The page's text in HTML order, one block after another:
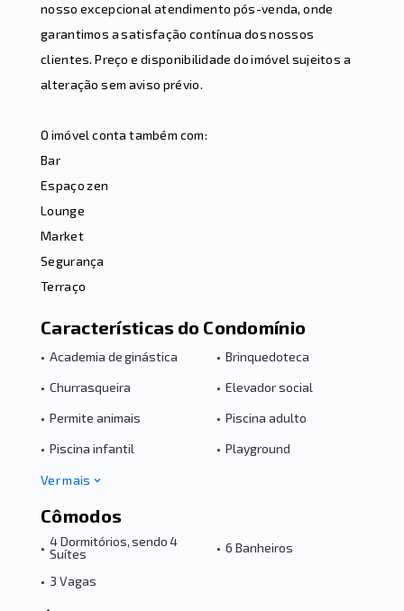
nosso excepcional atendimento pós-venda, onde
garantimos a satisfação contínua dos nossos
clientes. Preço e disponibilidade do imóvel sujeitos a
alteração sem aviso prévio.
O imóvel conta também com:
Bar
Espaço zen
Lounge
Market
Segurança
Terraço
Características do Condomínio
• Academia de ginástica • Brinquedoteca
• Churrasqueira • Elevador social
• Permite animais • Piscina adulto
• Piscina infantil • Playground
Ver mais
Cômodos
• 4 Dormitórios, sendo 4
Suítes
• 6 Banheiros
• 3 Vagas